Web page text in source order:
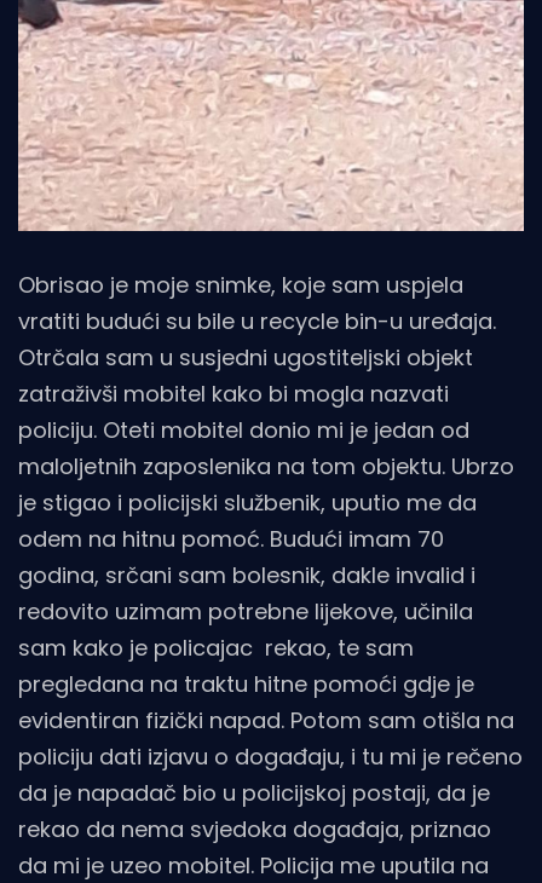
Obrisao je moje snimke, koje sam uspjela
vratiti budući su bile u recycle bin-u uređaja.
Otrčala sam u susjedni ugostiteljski objekt
zatraživši mobitel kako bi mogla nazvati
policiju. Oteti mobitel donio mi je jedan od
maloljetnih zaposlenika na tom objektu. Ubrzo
je stigao i policijski službenik, uputio me da
odem na hitnu pomoć. Budući imam 70
godina, srčani sam bolesnik, dakle invalid i
redovito uzimam potrebne lijekove, učinila
sam kako je policajac rekao, te sam
pregledana na traktu hitne pomoći gdje je
evidentiran fizički napad. Potom sam otišla na
policiju dati izjavu o događaju, i tu mi je rečeno
da je napadač bio u policijskoj postaji, da je
rekao da nema svjedoka događaja, priznao
da mi je uzeo mobitel. Policija me uputila na